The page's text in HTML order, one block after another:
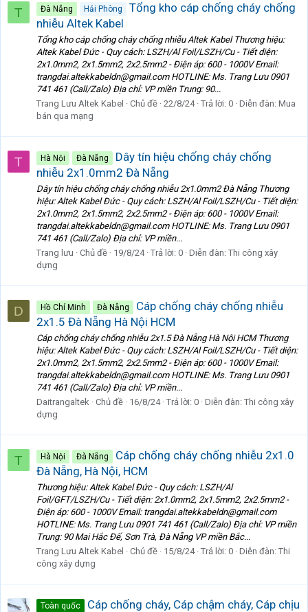
T Đà Nẵng Hải Phòng
Tổng kho cáp chống cháy chống
nhiễu Altek Kabel
Tổng kho cáp chống cháy chống nhiễu Altek Kabel Thương hiệu:
Altek Kabel Đức - Quy cách: LSZH/Al Foil/LSZH/Cu - Tiết diện:
2x1.0mm2, 2x1.5mm2, 2x2.5mm2 - Điện áp: 600 - 1000V Email:
trangdai.altekkabeldn@gmail.com HOTLINE: Ms. Trang Lưu 0901
741 461 (Call/Zalo) Địa chỉ: VP miền Trung: 90...
Trang Lưu Altek Kabel
Chủ đề 22/8/24 Trả lời: 0 Diễn đàn: Mua
bán qua mạng
T Hà Nội Đà Nẵng
Dây tín hiệu chống cháy chống
nhiễu 2x1.0mm2 Đà Nẵng
Dây tín hiệu chống cháy chống nhiễu 2x1.0mm2 Đà Nẵng Thương
hiệu: Altek Kabel Đức - Quy cách: LSZH/Al Foil/LSZH/Cu - Tiết diện:
2x1.0mm2, 2x1.5mm2, 2x2.5mm2 - Điện áp: 600 - 1000V Email:
trangdai.altekkabeldn@gmail.com HOTLINE: Ms. Trang Lưu 0901
741 461 (Call/Zalo) Địa chỉ: VP miền...
Trang lưu
Chủ đề 19/8/24 Trả lời: 0 Diễn đàn: Thi công xây
dựng
D Hồ Chí Minh Đà Nẵng
Cáp chống cháy chống nhiễu
2x1.5 Đà Nẵng Hà Nội HCM
Cáp chống cháy chống nhiễu 2x1.5 Đà Nẵng Hà Nội HCM Thương
hiệu: Altek Kabel Đức - Quy cách: LSZH/Al Foil/LSZH/Cu - Tiết diện:
2x1.0mm2, 2x1.5mm2, 2x2.5mm2 - Điện áp: 600 - 1000V Email:
trangdai.altekkabeldn@gmail.com HOTLINE: Ms. Trang Lưu 0901
741 461 (Call/Zalo) Địa chỉ: VP miền...
Daitrangaltek Chủ đề 16/8/24 Trả lời: 0 Diễn đàn: Thi công xây
dựng
T Hà Nội Đà Nẵng
Cáp chống cháy chống nhiễu 2x1.0
Đà Nẵng, Hà Nội, HCM
Thương hiệu: Altek Kabel Đức - Quy cách: LSZH/Al
Foil/GFT/LSZH/Cu - Tiết diện: 2x1.0mm2, 2x1.5mm2, 2x2.5mm2 -
Điện áp: 600 - 1000V Email: trangdai.altekkabeldn@gmail.com
HOTLINE: Ms. Trang Lưu 0901 741 461 (Call/Zalo) Địa chỉ: VP miền
Trung: 90 Mai Hắc Đế, Sơn Trà, Đà Nẵng VP miền Bắc...
Trang Lưu Altek Kabel
Chủ đề 15/8/24 Trả lời: 0 Diễn đàn: Thi
công xây dựng
Toàn quốc
Cáp chống cháy, Cáp chậm cháy, Cáp chịu